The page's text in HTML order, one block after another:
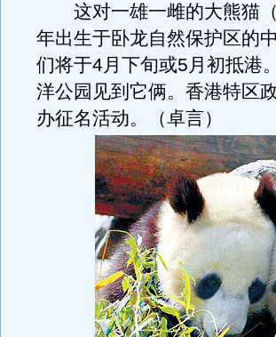
这对一雄一雌的大熊猫（
年出生于卧龙自然保护区的
们将于4月下旬或5月初抵港
洋公园见到它俩。香港特区
办征名活动。（卓言）